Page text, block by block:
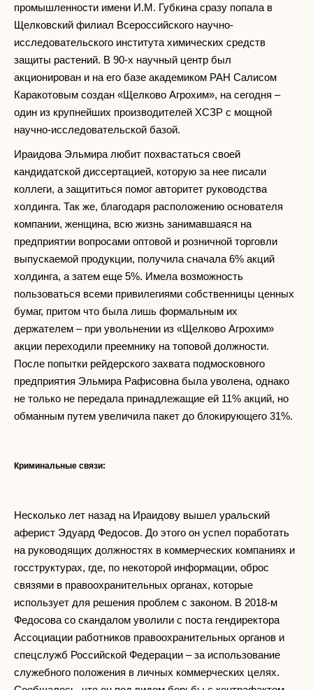
промышленности имени И.М. Губкина сразу попала в
Щелковский филиал Всероссийского научно-
исследовательского института химических средств
защиты растений. В 90-х научный центр был
акционирован и на его базе академиком РАН Салисом
Каракотовым создан «Щелково Агрохим», на сегодня –
один из крупнейших производителей ХСЗР с мощной
научно-исследовательской базой.
Ираидова Эльмира любит похвастаться своей
кандидатской диссертацией, которую за нее писали
коллеги, а защититься помог авторитет руководства
холдинга. Так же, благодаря расположению основателя
компании, женщина, всю жизнь занимавшаяся на
предприятии вопросами оптовой и розничной торговли
выпускаемой продукции, получила сначала 6% акций
холдинга, а затем еще 5%. Имела возможность
пользоваться всеми привилегиями собственницы ценных
бумаг, притом что была лишь формальным их
держателем – при увольнении из «Щелково Агрохим»
акции переходили преемнику на топовой должности.
После попытки рейдерского захвата подмосковного
предприятия Эльмира Рафисовна была уволена, однако
не только не передала принадлежащие ей 11% акций, но
обманным путем увеличила пакет до блокирующего 31%.
Криминальные связи:
Несколько лет назад на Ираидову вышел уральский
аферист Эдуард Федосов. До этого он успел поработать
на руководящих должностях в коммерческих компаниях и
госструктурах, где, по некоторой информации, оброс
связями в правоохранительных органах, которые
использует для решения проблем с законом. В 2018-м
Федосова со скандалом уволили с поста гендиректора
Ассоциации работников правоохранительных органов и
спецслужб Российской Федерации – за использование
служебного положения в личных коммерческих целях.